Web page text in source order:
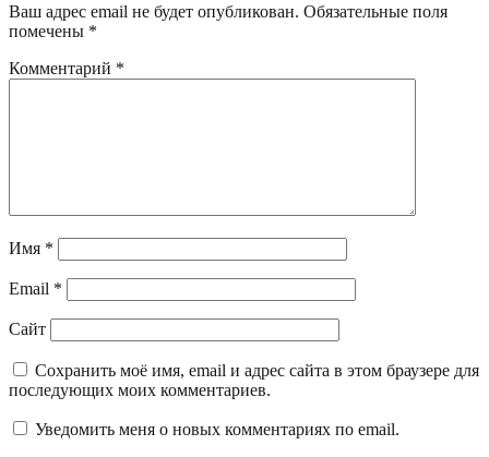
Ваш адрес email не будет опубликован. Обязательные поля
помечены *
Комментарий *
Имя *
Email *
Сайт
Сохранить моё имя, email и адрес сайта в этом браузере для
последующих моих комментариев.
Уведомить меня о новых комментариях по email.